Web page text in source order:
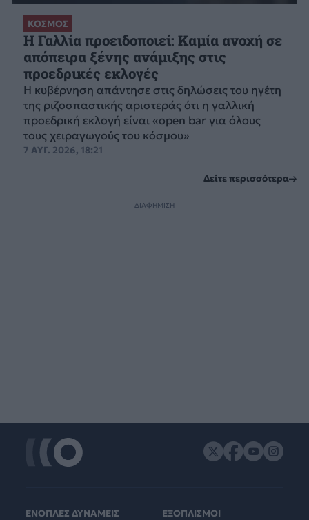
ΚΟΣΜΟΣ
Η Γαλλία προειδοποιεί: Καμία ανοχή σε
απόπειρα ξένης ανάμιξης στις
προεδρικές εκλογές
Η κυβέρνηση απάντησε στις δηλώσεις του ηγέτη
της ριζοσπαστικής αριστεράς ότι η γαλλική
προεδρική εκλογή είναι «open bar για όλους
τους χειραγωγούς του κόσμου»
7 ΑΥΓ. 2026, 18:21
Δείτε περισσότερα
ΔΙΑΦΗΜΙΣΗ
ΕΝΟΠΛΕΣ ΔΥΝΑΜΕΙΣ
ΕΞΟΠΛΙΣΜΟΙ